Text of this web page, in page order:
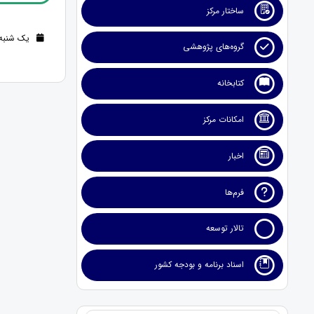
ساختار مرکز
گروه‌های پژوهشی
کتابخانه
امکانات مرکز
اخبار
فرم‌ها
تالار توسعه
اسناد برنامه و بودجه کشور
یک شنبه 19 اسفند 1403 (1